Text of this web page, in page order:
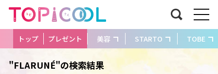
トップ プレゼント 美容 STARTO TOBE
"FLARUNÉ"の検索結果